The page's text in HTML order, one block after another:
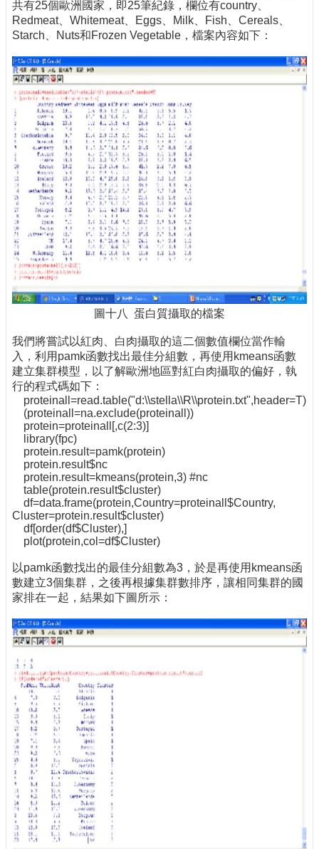
共有25個歐洲國家，即25筆紀錄，欄位有country、
Redmeat、Whitemeat、Eggs、Milk、Fish、Cereals、
Starch、Nuts和Frozen Vegetable，檔案內容如下：
圖十八 蛋白質攝取的檔案
我們將嘗試以紅肉、白肉攝取的這二個數值欄位當作輸
入，利用pamk函數找出最佳分組數，再使用kmeans函數
建立集群模型，以了解歐洲地區對紅白肉攝取的偏好，執
行的程式碼如下：
proteinall=read.table("d:\\stella\\R\\protein.txt",header=T)
(proteinall=na.exclude(proteinall))
protein=proteinall[,c(2:3)]
library(fpc)
protein.result=pamk(protein)
protein.result$nc
protein.result=kmeans(protein,3) #nc
table(protein.result$cluster)
df=data.frame(protein,Country=proteinall$Country,
Cluster=protein.result$cluster)
df[order(df$Cluster),]
plot(protein,col=df$Cluster)
以pamk函數找出的最佳分組數為3，於是再使用kmeans函
數建立3個集群，之後再根據集群數排序，讓相同集群的國
家排在一起，結果如下圖所示：